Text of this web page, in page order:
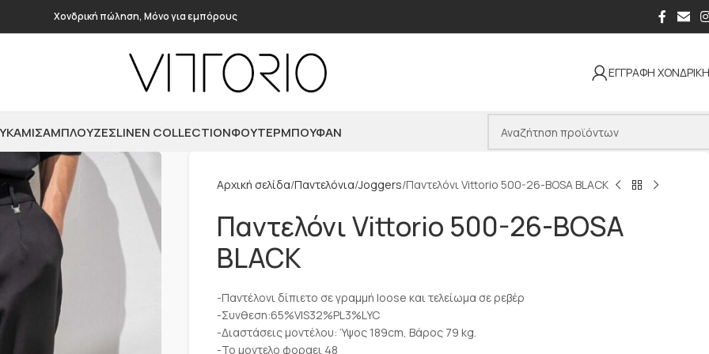
Χονδρική πώληση, Μόνο για εμπόρους
ΕΓΓΡΑΦΗ
ΜΠΛΟΎΖΕΣLINEN COLLECTIONΦΟΎΤΕΡΜΠΟΥΦΆΝ
Αρχική σελίδα Παντελόνια Joggers Παντελόνι Vittorio 500-26-BOSA BLACK
Παντελόνι Vittorio 500-26-BOSA
BLACK
-Παντέλονι δίπιετο σε γραμμή loose και τελείωμα σε ρεβέρ
-Συνθεση:65%VIS32%PL3%LYC
-Διαστάσεις μοντέλου: Ύψος 189cm, Βάρος 79 kg.
-Το μοντελο φοραει 48